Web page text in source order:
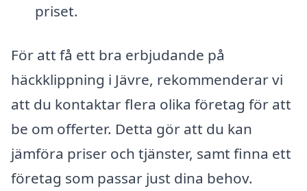
priset.
För att få ett bra erbjudande på
häckklippning i Jävre, rekommenderar vi
att du kontaktar flera olika företag för att
be om offerter. Detta gör att du kan
jämföra priser och tjänster, samt finna ett
företag som passar just dina behov.